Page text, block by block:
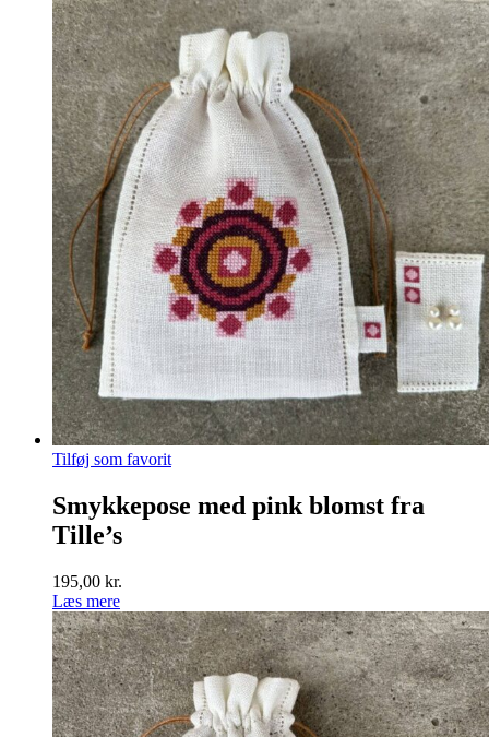
Tilføj som favorit
Smykkepose med pink blomst fra
Tille’s
195,00 kr.
Læs mere